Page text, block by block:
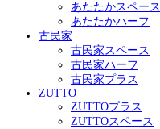
あたたかスペース
あたたかハーフ
古民家
古民家スペース
古民家ハーフ
古民家プラス
ZUTTO
ZUTTOプラス
ZUTTOスペース